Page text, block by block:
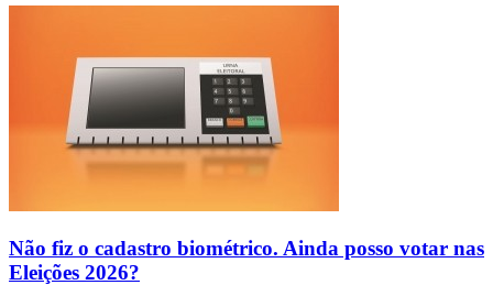
Não fiz o cadastro biométrico. Ainda posso votar nas
Eleições 2026?